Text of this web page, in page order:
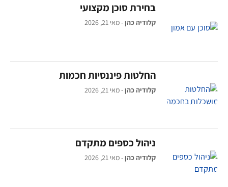
בחירת סוכן מקצועי
קלודיה כהן מאי 21, 2026
החלטות פיננסיות חכמות
קלודיה כהן מאי 21, 2026
ניהול כספים מתקדם
קלודיה כהן מאי 21, 2026